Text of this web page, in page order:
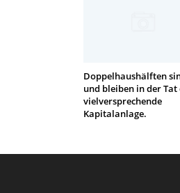
Doppelhaushälften
und bleiben in der Tat
vielversprechende
Kapitalanlage.